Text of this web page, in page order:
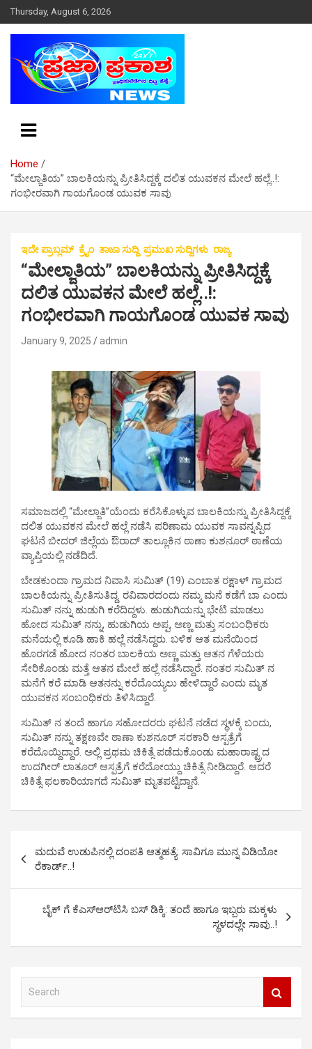
k
Thursday, August 6, 2026
Home
“ಮೇಲ್ಜಾತಿಯ” ಬಾಲಕಿಯನ್ನು ಪ್ರೀತಿಸಿದ್ದಕ್ಕೆ ದಲಿತ ಯುವಕನ ಮೇಲೆ ಹಲ್ಲೆ..!:
ಗಂಭೀರವಾಗಿ ಗಾಯಗೊಂಡ ಯುವಕ ಸಾವು
ಇದೇ ಪ್ರಾಬ್ಲಮ್ ಕ್ರೈಂ ತಾಜಾ ಸುದ್ದಿ ಪ್ರಮುಖ ಸುದ್ದಿಗಳು ರಾಜ್ಯ
“ಮೇಲ್ಜಾತಿಯ” ಬಾಲಕಿಯನ್ನು ಪ್ರೀತಿಸಿದ್ದಕ್ಕೆ
ದಲಿತ ಯುವಕನ ಮೇಲೆ ಹಲ್ಲೆ..!:
ಗಂಭೀರವಾಗಿ ಗಾಯಗೊಂಡ ಯುವಕ ಸಾವು
January 9, 2025 admin
ಸಮಾಜದಲ್ಲಿ “ಮೇಲ್ಜಾತಿ”ಯೆಂದು ಕರೆಸಿಕೊಳ್ಳುವ ಬಾಲಕಿಯನ್ನು ಪ್ರೀತಿಸಿದ್ದಕ್ಕೆ
ದಲಿತ ಯುವಕನ ಮೇಲೆ ಹಲ್ಲೆ ನಡೆಸಿ ಪರಿಣಾಮ ಯುವಕ ಸಾವನ್ನಪ್ಪಿದ
ಘಟನೆ ಬೀದರ್ ಜಿಲ್ಲೆಯ ಔರಾದ್ ತಾಲ್ಲೂಕಿನ ಠಾಣಾ ಕುಶನೂರ್ ಠಾಣೆಯ
ವ್ಯಾಪ್ತಿಯಲ್ಲಿ ನಡೆದಿದೆ.
ಬೇಡಕುಂದಾ ಗ್ರಾಮದ ನಿವಾಸಿ ಸುಮಿತ್ (19) ಎಂಬಾತ ರಕ್ಷಾಳ್ ಗ್ರಾಮದ
ಬಾಲಕಿಯನ್ನು ಪ್ರೀತಿಸುತಿದ್ದ. ರವಿವಾರದಂದು ನಮ್ಮ ಮನೆ ಕಡೆಗೆ ಬಾ ಎಂದು
ಸುಮಿತ್ ನನ್ನು ಹುಡುಗಿ ಕರೆದಿದ್ದಳು. ಹುಡುಗಿಯನ್ನು ಭೇಟಿ ಮಾಡಲು
ಹೋದ ಸುಮಿತ್ ನನ್ನು, ಹುಡುಗಿಯ ಅಪ್ಪ, ಅಣ್ಣ ಮತ್ತು ಸಂಬಂಧಿಕರು
ಮನೆಯಲ್ಲಿ ಕೂಡಿ ಹಾಕಿ ಹಲ್ಲೆ ನಡೆಸಿದ್ದರು. ಬಳಿಕ ಆತ ಮನೆಯಿಂದ
ಹೊರಗಡೆ ಹೋದ ನಂತರ ಬಾಲಕಿಯ ಅಣ್ಣ ಮತ್ತು ಆತನ ಗೆಳೆಯರು
ಸೇರಿಕೊಂಡು ಮತ್ತೆ ಆತನ ಮೇಲೆ ಹಲ್ಲೆ ನಡೆಸಿದ್ದಾರೆ. ನಂತರ ಸುಮಿತ್ ನ
ಮನೆಗೆ ಕರೆ ಮಾಡಿ ಆತನನ್ನು ಕರೆದೊಯ್ಯಲು ಹೇಳಿದ್ದಾರೆ ಎಂದು ಮೃತ
ಯುವಕನ ಸಂಬಂಧಿಕರು ತಿಳಿಸಿದ್ದಾರೆ.
ಸುಮಿತ್ ನ ತಂದೆ ಹಾಗೂ ಸಹೋದರರು ಘಟನೆ ನಡೆದ ಸ್ಥಳಕ್ಕೆ ಬಂದು,
ಸುಮಿತ್ ನನ್ನು ತಕ್ಷಣವೇ ಠಾಣಾ ಕುಶನೂರ್ ಸರಕಾರಿ ಆಸ್ಪತ್ರೆಗೆ
ಕರೆದೊಯ್ದಿದ್ದಾರೆ. ಅಲ್ಲಿ ಪ್ರಥಮ ಚಿಕಿತ್ಸೆ ಪಡೆದುಕೊಂಡು ಮಹಾರಾಷ್ಟ್ರದ
ಉದಗೀರ್ ಲಾತೂರ್ ಆಸ್ಪತ್ರೆಗೆ ಕರೆದೋಯ್ದು ಚಿಕಿತ್ಸೆ ನೀಡಿದ್ದಾರೆ. ಆದರೆ
ಚಿಕಿತ್ಸೆ ಫಲಕಾರಿಯಾಗದೆ ಸುಮಿತ್ ಮೃತಪಟ್ಟಿದ್ದಾನೆ.
s
a
g
ಮದುವೆ ಉಡುಪಿನಲ್ಲಿ ದಂಪತಿ ಆತ್ಮಹತ್ಯೆ: ಸಾವಿಗೂ ಮುನ್ನ ವಿಡಿಯೋ
ರೆಕಾರ್ಡ್..!
ಬೈಕ್ ಗೆ ಕೆಎಸ್‌ಆರ್‌ಟಿಸಿ ಬಸ್ ಡಿಕ್ಕಿ: ತಂದೆ ಹಾಗೂ ಇಬ್ಬರು ಮಕ್ಕಳು
ಸ್ಥಳದಲ್ಲೇ ಸಾವು..!